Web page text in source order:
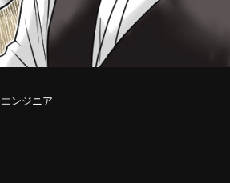
エンジニア